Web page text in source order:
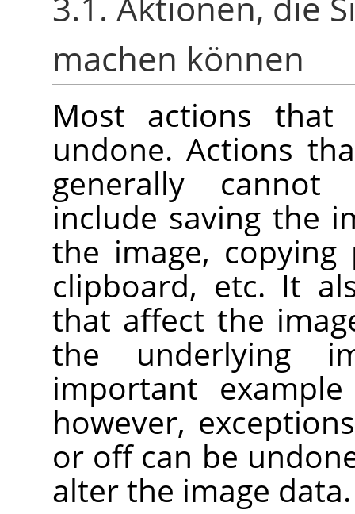
machen können
Most actions
undone. Actions
generally cannot
include saving the
the image,
clipboard, etc. It
that affect the
the underlying
important
however,
or off can be
alter the image data.